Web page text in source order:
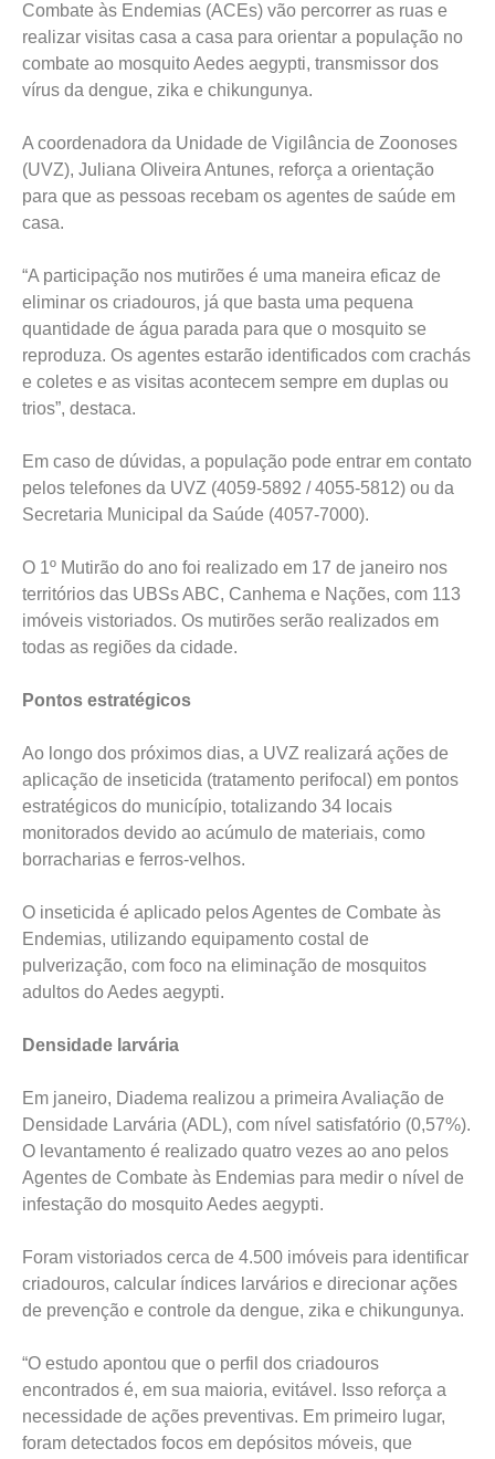
Combate às Endemias (ACEs) vão percorrer as ruas e
realizar visitas casa a casa para orientar a população no
combate ao mosquito Aedes aegypti, transmissor dos
vírus da dengue, zika e chikungunya.
A coordenadora da Unidade de Vigilância de Zoonoses
(UVZ), Juliana Oliveira Antunes, reforça a orientação
para que as pessoas recebam os agentes de saúde em
casa.
“A participação nos mutirões é uma maneira eficaz de
eliminar os criadouros, já que basta uma pequena
quantidade de água parada para que o mosquito se
reproduza. Os agentes estarão identificados com crachás
e coletes e as visitas acontecem sempre em duplas ou
trios”, destaca.
Em caso de dúvidas, a população pode entrar em contato
pelos telefones da UVZ (4059-5892 / 4055-5812) ou da
Secretaria Municipal da Saúde (4057-7000).
O 1º Mutirão do ano foi realizado em 17 de janeiro nos
territórios das UBSs ABC, Canhema e Nações, com 113
imóveis vistoriados. Os mutirões serão realizados em
todas as regiões da cidade.
Pontos estratégicos
Ao longo dos próximos dias, a UVZ realizará ações de
aplicação de inseticida (tratamento perifocal) em pontos
estratégicos do município, totalizando 34 locais
monitorados devido ao acúmulo de materiais, como
borracharias e ferros-velhos.
O inseticida é aplicado pelos Agentes de Combate às
Endemias, utilizando equipamento costal de
pulverização, com foco na eliminação de mosquitos
adultos do Aedes aegypti.
Densidade larvária
Em janeiro, Diadema realizou a primeira Avaliação de
Densidade Larvária (ADL), com nível satisfatório (0,57%).
O levantamento é realizado quatro vezes ao ano pelos
Agentes de Combate às Endemias para medir o nível de
infestação do mosquito Aedes aegypti.
Foram vistoriados cerca de 4.500 imóveis para identificar
criadouros, calcular índices larvários e direcionar ações
de prevenção e controle da dengue, zika e chikungunya.
“O estudo apontou que o perfil dos criadouros
encontrados é, em sua maioria, evitável. Isso reforça a
necessidade de ações preventivas. Em primeiro lugar,
foram detectados focos em depósitos móveis, que